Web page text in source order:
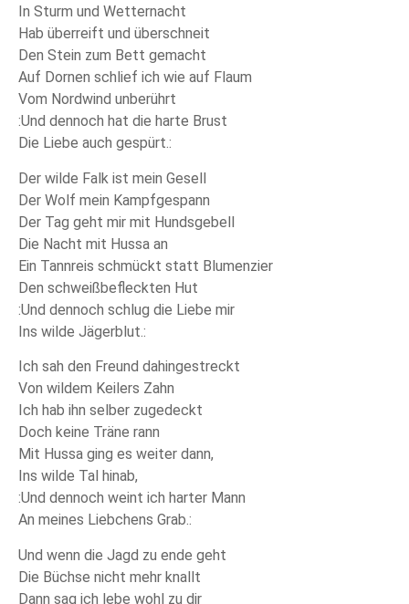
In Sturm und Wetternacht
Hab überreift und überschneit
Den Stein zum Bett gemacht
Auf Dornen schlief ich wie auf Flaum
Vom Nordwind unberührt
:Und dennoch hat die harte Brust
Die Liebe auch gespürt.:
Der wilde Falk ist mein Gesell
Der Wolf mein Kampfgespann
Der Tag geht mir mit Hundsgebell
Die Nacht mit Hussa an
Ein Tannreis schmückt statt Blumenzier
Den schweißbefleckten Hut
:Und dennoch schlug die Liebe mir
Ins wilde Jägerblut.:
Ich sah den Freund dahingestreckt
Von wildem Keilers Zahn
Ich hab ihn selber zugedeckt
Doch keine Träne rann
Mit Hussa ging es weiter dann,
Ins wilde Tal hinab,
:Und dennoch weint ich harter Mann
An meines Liebchens Grab.:
Und wenn die Jagd zu ende geht
Die Büchse nicht mehr knallt
Dann sag ich lebe wohl zu dir